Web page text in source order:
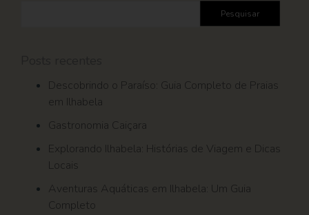
Pesquisar
por:
Descobrindo o Paraíso: Guia Completo de Praias
em Ilhabela
Gastronomia Caiçara
Explorando Ilhabela: Histórias de Viagem e Dicas
Locais
Aventuras Aquáticas em Ilhabela: Um Guia
Completo